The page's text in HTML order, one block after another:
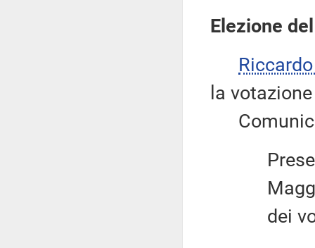
Elezione
la
dei